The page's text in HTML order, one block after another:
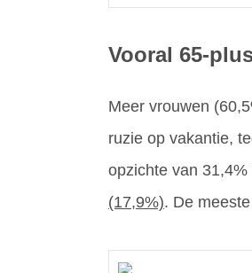
Vooral 65-
Meer vrouwen
ruzie op vakantie,
opzichte van
(17,9%). De